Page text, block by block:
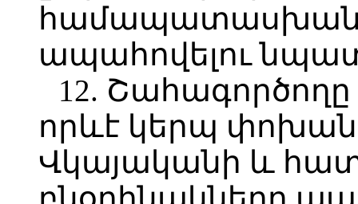
ապահովելու
12.
որևէ կերպ
Վկայականի և